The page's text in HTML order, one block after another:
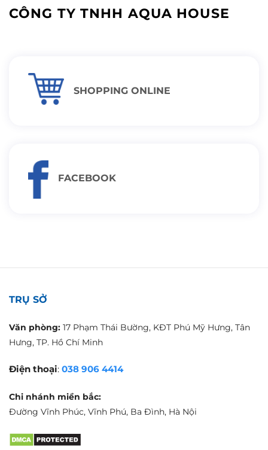
CÔNG TY TNHH AQUA HOUSE
SHOPPING ONLINE
FACEBOOK
TRỤ SỞ
Văn phòng: 17 Phạm Thái Bường, KĐT Phú Mỹ Hưng, Tân
Hưng, TP. Hồ Chí Minh
Điện thoại: 038 906 4414
Chi nhánh miền bắc:
Đường Vĩnh Phúc, Vĩnh Phú, Ba Đình, Hà Nội